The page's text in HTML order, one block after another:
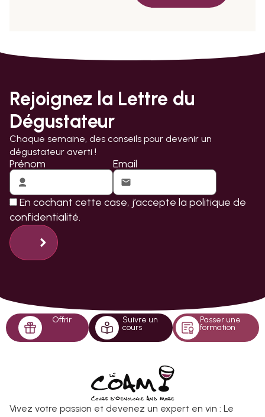
Rejoignez la Lettre du
Dégustateur
Chaque semaine, des conseils pour devenir un
dégustateur averti !
Prénom Email
En cochant cette case, j’accepte la politique de
confidentialité.
Offrir Suivre un
cours
Passer une
formation
Vivez votre passion et devenez un expert en vin : Le